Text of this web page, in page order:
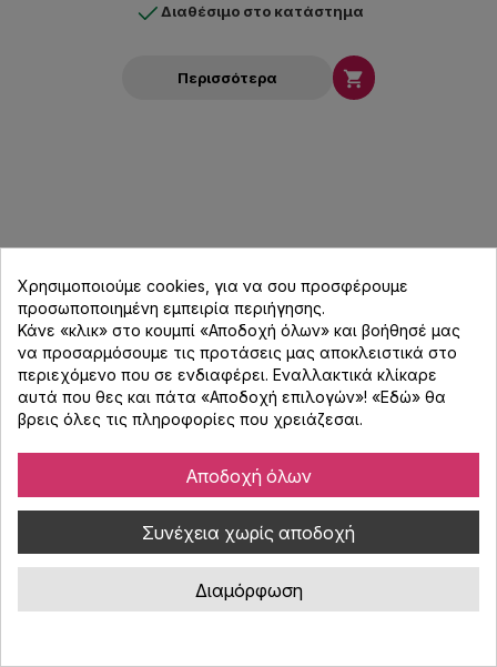
Διαθέσιμο στο κατάστημα
Περισσότερα 
Arylic LP100 HiFi Music Streamer
Κωδικός : 4702358
Χρησιμοποιούμε cookies, για να σου προσφέρουμε
προσωποποιημένη εμπειρία περιήγησης.
Κάνε «κλικ» στο κουμπί «Αποδοχή όλων» και βοήθησέ μας
να προσαρμόσουμε τις προτάσεις μας αποκλειστικά στο
περιεχόμενο που σε ενδιαφέρει. Εναλλακτικά κλίκαρε
αυτά που θες και πάτα «Αποδοχή επιλογών»! «Εδώ» θα
βρεις όλες τις πληροφορίες που χρειάζεσαι.
Αποδοχή όλων
Συνέχεια χωρίς αποδοχή
Διαμόρφωση